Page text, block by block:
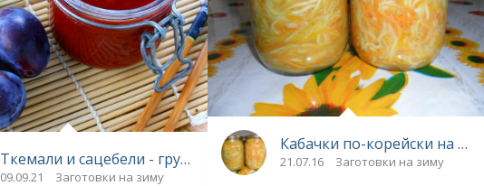
Ткемали и сацебели - грузинские подливы на зиму
09.09.21 Заготовки на зиму
Кабачки по-корейски на зиму
21.07.16 Заготовки на зиму